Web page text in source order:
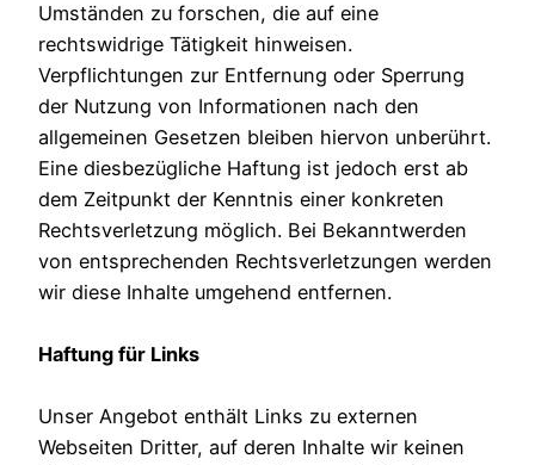
Umständen zu forschen, die auf eine
rechtswidrige Tätigkeit hinweisen.
Verpflichtungen zur Entfernung oder Sperrung
der Nutzung von Informationen nach den
allgemeinen Gesetzen bleiben hiervon unberührt.
Eine diesbezügliche Haftung ist jedoch erst ab
dem Zeitpunkt der Kenntnis einer konkreten
Rechtsverletzung möglich. Bei Bekanntwerden
von entsprechenden Rechtsverletzungen werden
wir diese Inhalte umgehend entfernen.
Haftung für Links
Unser Angebot enthält Links zu externen
Webseiten Dritter, auf deren Inhalte wir keinen